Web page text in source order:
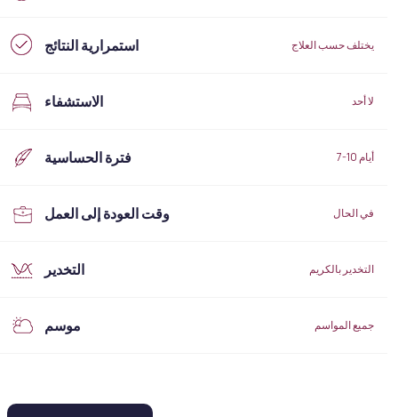
استمرارية النتائج يختلف حسب العلاج
الاستشفاء لا أحد
فترة الحساسية 7-10 أيام
وقت العودة إلى العمل في الحال
التخدير التخدير بالكريم
موسم جميع المواسم